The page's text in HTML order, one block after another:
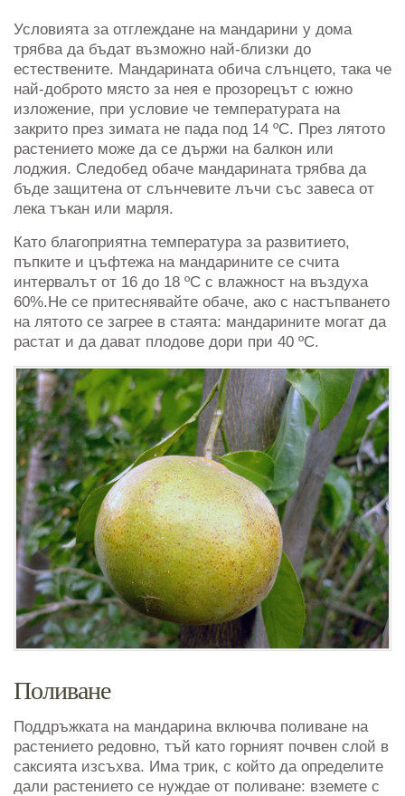
Условията за отглеждане на мандарини у дома
трябва да бъдат възможно най-близки до
естествените. Мандарината обича слънцето, така че
най-доброто място за нея е прозорецът с южно
изложение, при условие че температурата на
закрито през зимата не пада под 14 ºC. През лятото
растението може да се държи на балкон или
лоджия. Следобед обаче мандарината трябва да
бъде защитена от слънчевите лъчи със завеса от
лека тъкан или марля.
Като благоприятна температура за развитието,
пъпките и цъфтежа на мандарините се счита
интервалът от 16 до 18 ºC с влажност на въздуха
60%.Не се притеснявайте обаче, ако с настъпването
на лятото се загрее в стаята: мандарините могат да
растат и да дават плодове дори при 40 ºC.
Поливане
Поддръжката на мандарина включва поливане на
растението редовно, тъй като горният почвен слой в
саксията изсъхва. Има трик, с който да определите
дали растението се нуждае от поливане: вземете с